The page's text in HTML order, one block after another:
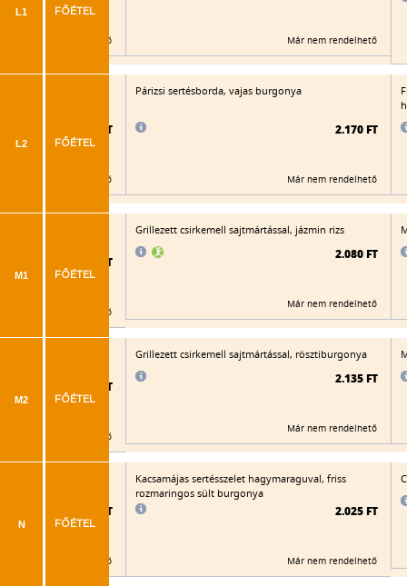
L1 FŐÉTEL
Már nem rendelhető Már nem rendelhető
L2 FŐÉTEL
2.115 FT
Már nem rendelhető
Párizsi sertésborda, vajas burgonya
2.170 FT
Már nem rendelhető
M1 FŐÉTEL
2.195 FT
Már nem rendelhető
Grillezett csirkemell sajtmártással, jázmin rizs
2.080 FT
Már nem rendelhető
M2 FŐÉTEL
2.215 FT
Már nem rendelhető
Grillezett csirkemell sajtmártással, rösztiburgonya
2.135 FT
Már nem rendelhető
N FŐÉTEL
2.090 FT
Már nem rendelhető
Kacsamájas sertésszelet hagymaraguval, friss
rozmaringos sült burgonya
2.025 FT
Már nem rendelhető